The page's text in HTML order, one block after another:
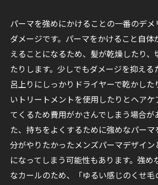
パーマを強めにかけることの一番のデ
ダメージです。パーマをかけること自体
えることになるため、髪が乾燥したり、
たりします。少しでもダメージを抑える
呂上りにしっかりドライヤーで乾かした
いトリートメントを使用したりとヘアケ
てくるため費用がかさんでしまう場合が
た、持ちをよくするために強めなパーマ
分がやりたかったメンズパーマデザイン
になってしまう可能性もあります。強め
なカールのため、「ゆるい感じのくせ